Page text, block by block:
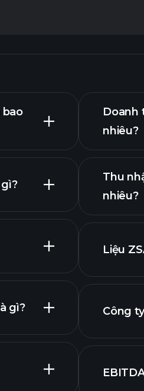
bao
gì?
Doanh
nhiêu?
Thu
nhiêu?
báo
Liệu
Công